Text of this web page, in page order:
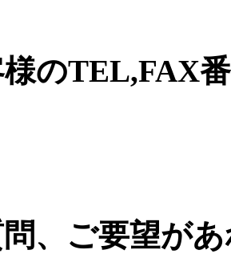
TEL,FAX
問、ご要望が